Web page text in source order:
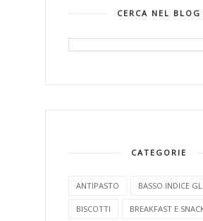
CERCA NEL BLOG
CATEGORIE
ANTIPASTO BASSO INDICE
BISCOTTI BREAKFAST E